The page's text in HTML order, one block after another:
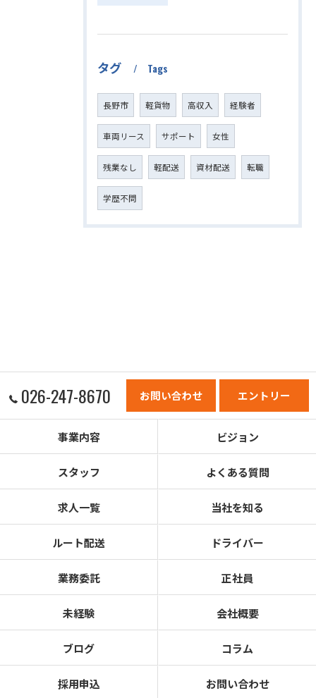
タグ Tags
長野市 軽貨物 高収入 経験者
車両リース サポート 女性
残業なし 軽配送 資材配送 転職
学歴不問
026-247-8670 お問い合わせ エントリー
事業内容 ビジョン
スタッフ よくある質問
求人一覧 当社を知る
ルート配送 ドライバー
業務委託 正社員
未経験 会社概要
ブログ コラム
採用申込 お問い合わせ